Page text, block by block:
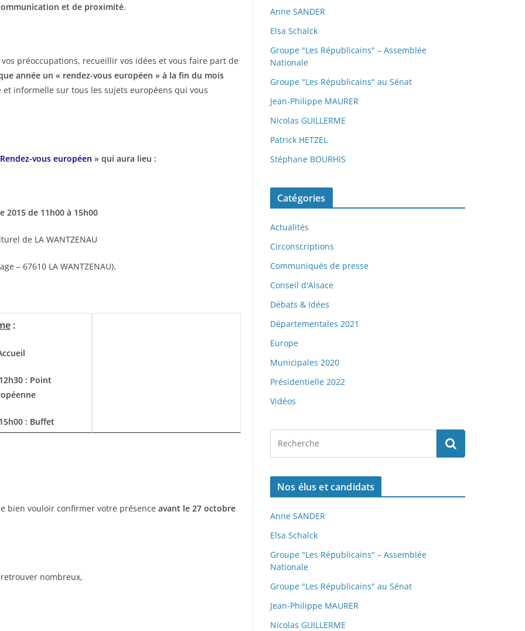
et de proximité.
préoccupations, recueillir vos idées et vous faire part de
année un « rendez-vous européen » à la fin du mois
et informelle sur tous les sujets européens qui vous
Rendez-vous européen » qui aura lieu :
2015 de 11h00 à 15h00
de LA WANTZENAU
– 67610 LA WANTZENAU).
:
: Point
: Buffet
bien vouloir confirmer votre présence avant le 27 octobre
nombreux,
Anne SANDER
Elsa Schalck
Groupe "Les Républicains" – Assemblée
Nationale
Groupe "Les Républicains" au Sénat
Jean-Philippe MAURER
Nicolas GUILLERME
Patrick HETZEL
Stéphane BOURHIS
Catégories
Actualités
Circonscriptions
Communiqués de presse
Conseil d'Alsace
Débats & Idées
Départementales 2021
Europe
Municipales 2020
Présidentielle 2022
Vidéos
Nos élus et candidats
Anne SANDER
Elsa Schalck
Groupe "Les Républicains" – Assemblée
Nationale
Groupe "Les Républicains" au Sénat
Jean-Philippe MAURER
Nicolas GUILLERME